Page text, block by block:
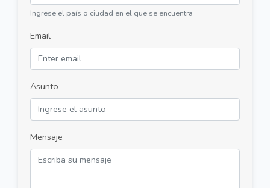
Ingrese el país o ciudad en el que se encuentra
Email
Asunto
Mensaje